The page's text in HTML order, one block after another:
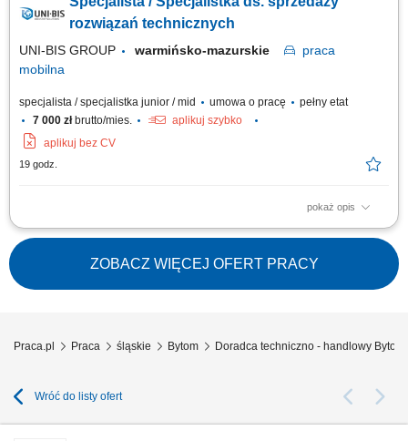
oraz proponowanie dopasowanych rozwiązań, prowadzenie prezentacji i
negocjacji handlowych, utrzymywanie trwałych relacji i dbanie o wysoki
rozwiązań technicznych
UNI-BIS GROUP warmińsko-mazurskie
praca
mobilna
specjalista / specjalistka junior / mid umowa o pracę
pełny etat
7 000 złbrutto/mies.
aplikuj szybko
aplikuj bez CV
19 godz.
pokaż opis
Opis stanowiska: rozwijanie sprzedaży poprzez aktywne działania w
terenie i obsługę klientów biznesowych, identyfikowanie potrzeb klientów
oraz proponowanie dopasowanych rozwiązań, prowadzenie prezentacji i
negocjacji handlowych, utrzymywanie trwałych relacji i dbanie o wysoki
poziom...
ZOBACZ WIĘCEJ OFERT PRACY
Praca.pl Praca śląskie Bytom Doradca techniczno - handlowy Bytom
Wróć do listy ofert